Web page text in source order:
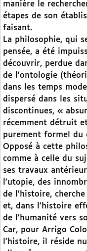
manière le
étapes de son
faisant.
La philosophie, qui
pensée, a été
découvrir, perdue
de l’ontologie
dans les temps
dispersé dans les
discontinues, «
récemment détruit
purement formel du
Opposé à cette
comme à celle du
ses travaux
l’utopie, des
de l’histoire,
et, dans l’histoire
de l’humanité vers
Car, pour Arrigo
l’histoire, il réside